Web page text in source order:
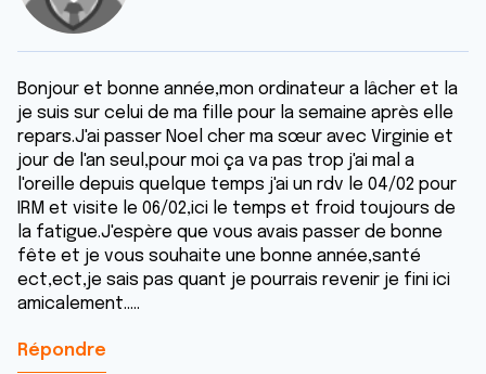
Bonjour et bonne année,mon ordinateur a lâcher et la
je suis sur celui de ma fille pour la semaine après elle
repars.J'ai passer Noel cher ma sœur avec Virginie et
jour de l'an seul,pour moi ça va pas trop j'ai mal a
l'oreille depuis quelque temps j'ai un rdv le 04/02 pour
IRM et visite le 06/02,ici le temps et froid toujours de
la fatigue.J'espère que vous avais passer de bonne
fête et je vous souhaite une bonne année,santé
ect,ect,je sais pas quant je pourrais revenir je fini ici
amicalement.....
Répondre